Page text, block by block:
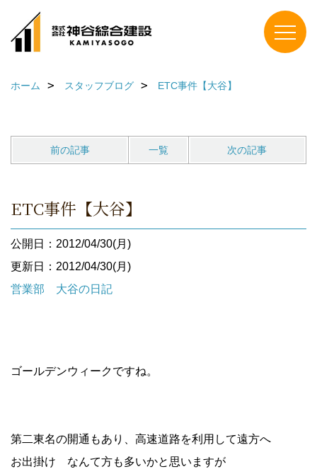
ホーム スタッフブログ ETC事件【大谷】
前の記事 一覧 次の記事
ETC事件【大谷】
公開日：2012/04/30(月)
更新日：2012/04/30(月)
営業部 大谷の日記
ゴールデンウィークですね。
第二東名の開通もあり、高速道路を利用して遠方へ
お出掛け なんて方も多いかと思いますが